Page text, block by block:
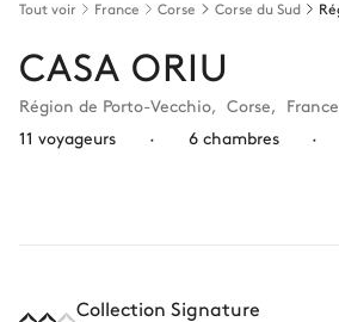
Tout voir France Corse Corse du Sud
CASA ORIU
Région de Porto-Vecchio, Corse, France
11 voyageurs
· 6 chambres ·
Collection Signature